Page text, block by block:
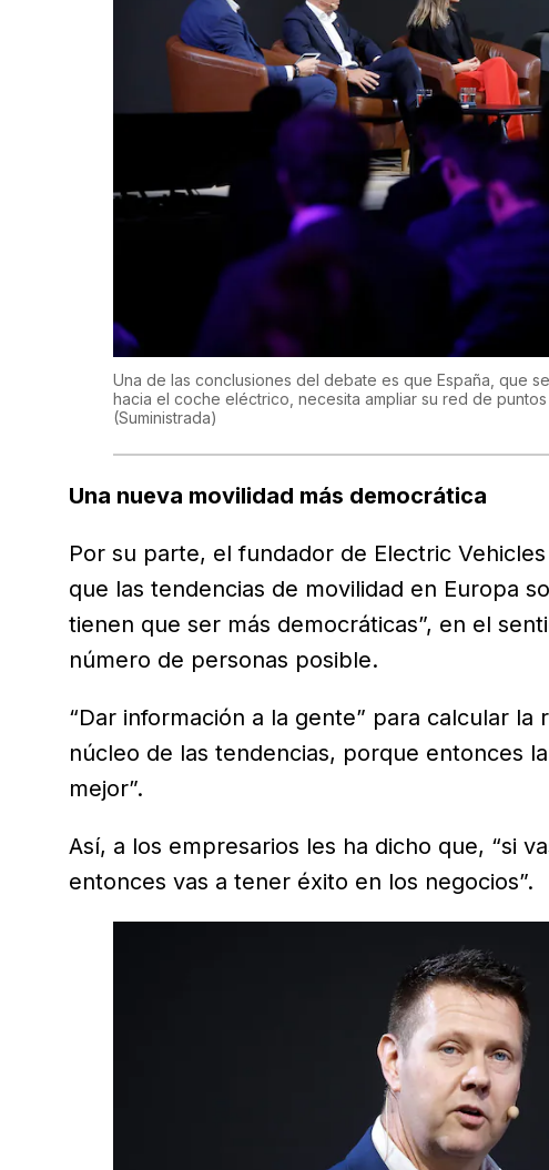
Una de las conclusiones del debate es que España, que
hacia el coche eléctrico, necesita ampliar su red de
(Suministrada)
Una nueva movilidad más democrática
Por su parte, el fundador de Electric
que las tendencias de movilidad en Europa
tienen que ser más democráticas”, en el
número de personas posible.
“Dar información a la gente” para calcular
núcleo de las tendencias, porque entonces
mejor”.
Así, a los empresarios les ha dicho que, “si
entonces vas a tener éxito en los negocios”.